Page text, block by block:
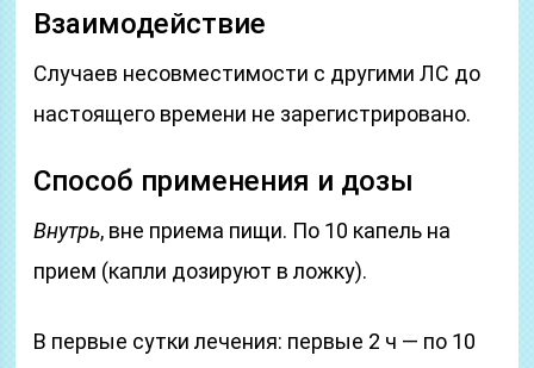
Взаимодействие
Случаев несовместимости с другими ЛС до
настоящего времени не зарегистрировано.
Способ применения и дозы
Внутрь, вне приема пищи. По 10 капель на
прием (капли дозируют в ложку).
В первые сутки лечения: первые 2 ч — по 10